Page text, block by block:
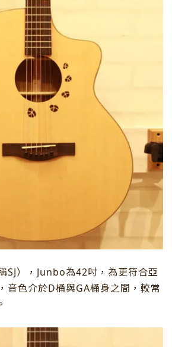
SJ），Junbo為42吋，為更符合亞
音色介於D桶與GA桶身之間，較常